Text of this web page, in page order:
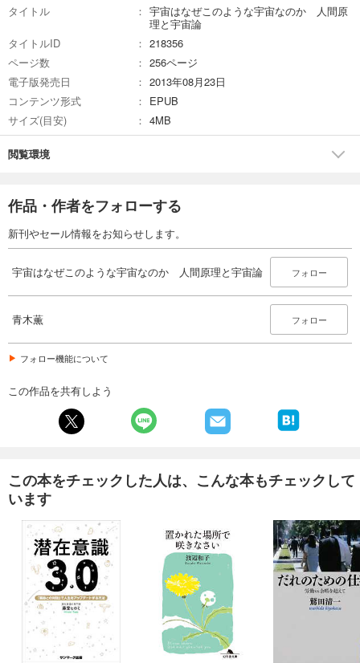
タイトル
宇宙はなぜこのような宇宙なのか 人間原
理と宇宙論
タイトルID
218356
ページ数
256ページ
電子版発売日
2013年08月23日
コンテンツ形式
EPUB
サイズ(目安)
4MB
閲覧環境
作品・作者をフォローする
新刊やセール情報をお知らせします。
宇宙はなぜこのような宇宙なのか 人間原理と宇宙論 フォロー
青木薫 フォロー
フォロー機能について
この作品を共有しよう
この本をチェックした人は、こんな本もチェックして
います